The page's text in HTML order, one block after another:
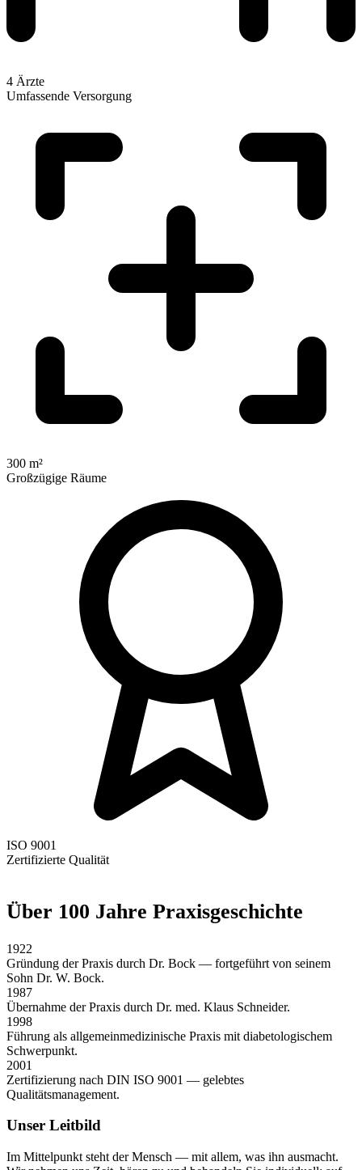
4 Ärzte
Umfassende Versorgung
300 m²
Großzügige Räume
ISO 9001
Zertifizierte Qualität
Über 100 Jahre Praxisgeschichte
1922
Gründung der Praxis durch Dr. Bock — fortgeführt von seinem
Sohn Dr. W. Bock.
1987
Übernahme der Praxis durch Dr. med. Klaus Schneider.
1998
Führung als allgemeinmedizinische Praxis mit diabetologischem
Schwerpunkt.
2001
Zertifizierung nach DIN ISO 9001 — gelebtes
Qualitätsmanagement.
Unser Leitbild
Im Mittelpunkt steht der Mensch — mit allem, was ihn ausmacht.